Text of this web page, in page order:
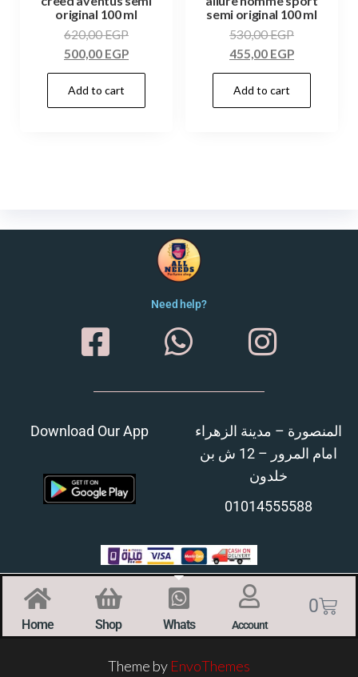
original 100 ml
620,00EGP
500,00 EGP
Add to cart
semi original 100 ml
530,00EGP
455,00 EGP
Add to cart
Need help?
Download Our App
المنصورة – مدينة الزهراء
امام المرور – 12 ش بن
خلدون
01014555588
Home Shop Whats Account
0
Theme by EnvoThemes